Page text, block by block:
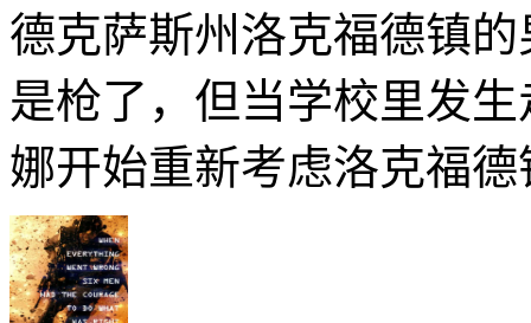
德克萨斯州洛克福德镇
是枪了，但当学校里发
娜开始重新考虑洛克福